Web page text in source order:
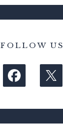
FOLLOW US